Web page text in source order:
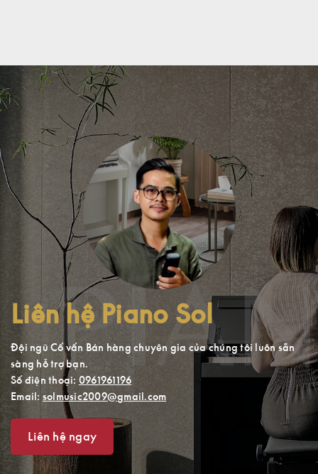
Liên hệ Piano Sol
Đội ngũ Cố vấn Bán hàng chuyên gia của chúng tôi luôn sẵn
sàng hỗ trợ bạn.
Số điện thoại: 0961961196
Email: solmusic2009@gmail.com
Liên hệ ngay